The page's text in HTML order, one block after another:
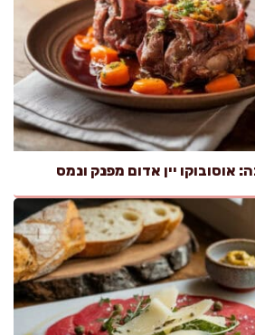
אוסובוקו יין אדום מפנק ונמס